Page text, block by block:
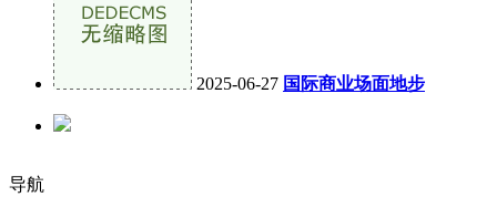
2025-06-27 国际商业场面地步
导航